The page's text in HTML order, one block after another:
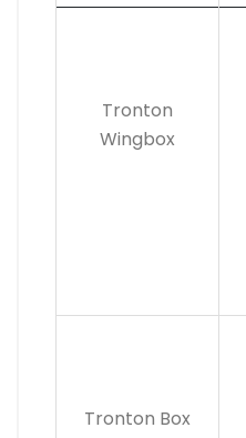
Tronton
Wingbox
Tronton Box